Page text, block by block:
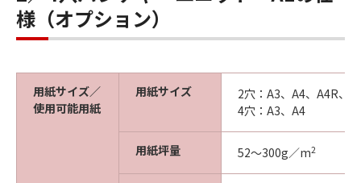
様（オプション）
用紙サイズ／
使用可能用紙
用紙サイズ
2穴：A3、A4、A4R、
4穴：A3、A4
用紙坪量 52～300g／m2